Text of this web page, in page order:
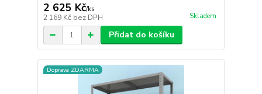
2 625 Kč/ks
2 169 Kč bez DPH Skladem
Přidat do košíku
Doprava ZDARMA